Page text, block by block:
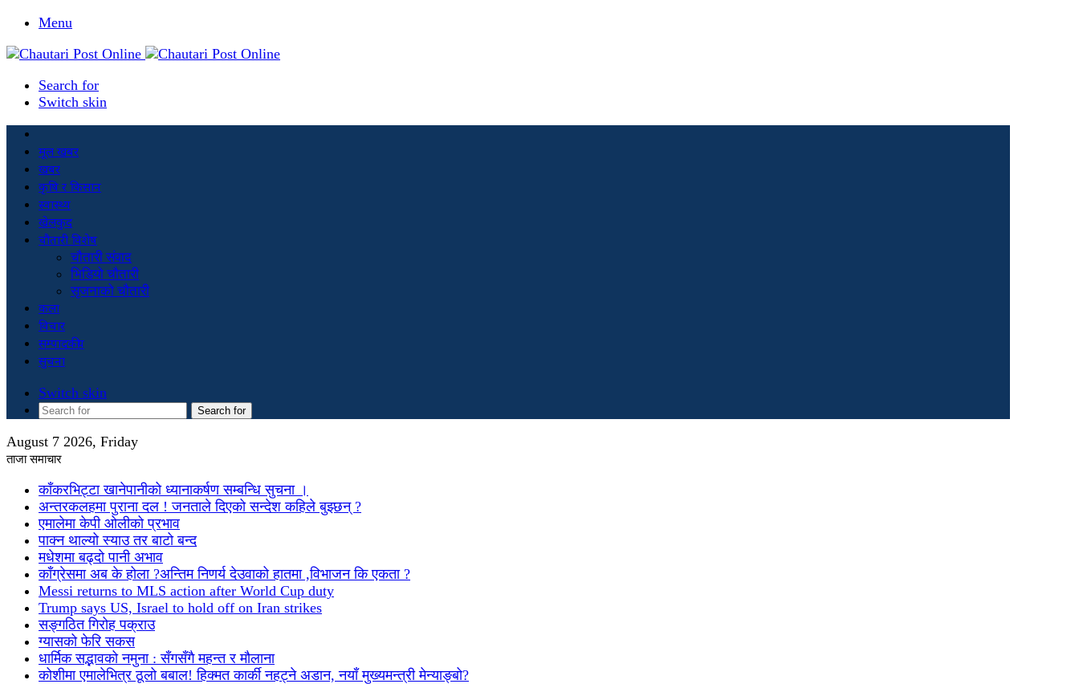
Menu
Search for
Switch skin
मूल खबर
खबर
कृषि र किसान
स्वास्थ्य
खेलकुद
चौतारी विशेष
चौतारी संवाद
भिडियो चौतारी
सृजनाको चौतारी
कला
विचार
सम्पादकीय
सुचना
Switch skin
Search for
August 7 2026, Friday
ताजा समाचार
काँकरभिट्टा खानेपानीको ध्यानाकर्षण सम्बन्धि सुचना ।
अन्तरकलहमा पुराना दल ! जनताले दिएको सन्देश कहिले बुझ्छन् ?
एमालेमा केपी ओलीको प्रभाव
पाक्न थाल्यो स्याउ तर बाटो बन्द
मधेशमा बढ्दो पानी अभाव
काँग्रेसमा अब के होला ?अन्तिम निणर्य देउवाको हातमा ,विभाजन कि एकता ?
Messi returns to MLS action after World Cup duty
Trump says US, Israel to hold off on Iran strikes
सङ्गठित गिरोह पक्राउ
ग्यासको फेरि सकस
धार्मिक सद्भावको नमुना : सँगसँगै महन्त र मौलाना
कोशीमा एमालेभित्र ठूलो बबाल! हिक्मत कार्की नहट्ने अडान, नयाँ मुख्यमन्त्री मेन्याङ्बो?